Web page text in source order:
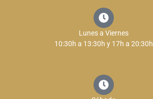
Lunes a Viernes
10:30h a 13:30h y 17h a 20:30h